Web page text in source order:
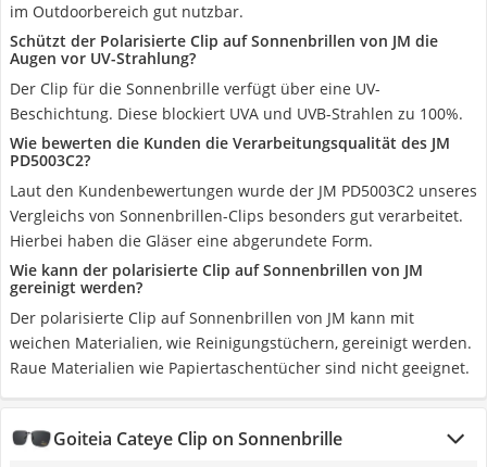
im Outdoorbereich gut nutzbar.
Schützt der Polarisierte Clip auf Sonnenbrillen von JM die
Augen vor UV-Strahlung?
Der Clip für die Sonnenbrille verfügt über eine UV-
Beschichtung. Diese blockiert UVA und UVB-Strahlen zu 100%.
Wie bewerten die Kunden die Verarbeitungsqualität des JM
PD5003C2?
Laut den Kundenbewertungen wurde der JM PD5003C2 unseres
Vergleichs von Sonnenbrillen-Clips besonders gut verarbeitet.
Hierbei haben die Gläser eine abgerundete Form.
Wie kann der polarisierte Clip auf Sonnenbrillen von JM
gereinigt werden?
Der polarisierte Clip auf Sonnenbrillen von JM kann mit
weichen Materialien, wie Reinigungstüchern, gereinigt werden.
Raue Materialien wie Papiertaschentücher sind nicht geeignet.
Goiteia Cateye Clip on Sonnenbrille